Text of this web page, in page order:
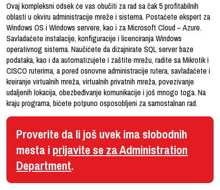
Ovaj kompleksni odsek će vas obučiti za rad sa čak 5 profitabilnih
oblasti u okviru administracije mreže i sistema. Postaćete ekspert za
Windows OS i Windows servere, kao i za Microsoft Cloud – Azure.
Savladaćete instalacije, konfiguracije i licenciranja Windows
operativnog sistema. Naučićete da dizajnirate SQL server baze
podataka, kao i da automatizujete i zaštite mrežu, radite sa Mikrotik i
CISCO ruterima, a pored osnovne administracije rutera, savladaćete i
kreiranje virtualnih mreža, virtualnih privatnih mreža, povezivanje
udaljenih lokacija, obezbeđivanje komunikacije i još mnogo toga. Na
kraju programa, bićete potpuno osposobljeni za samostalnan rad.
Proverite da li još uvek ima slobodnih
mesta i prijavite se za Administration
Department.